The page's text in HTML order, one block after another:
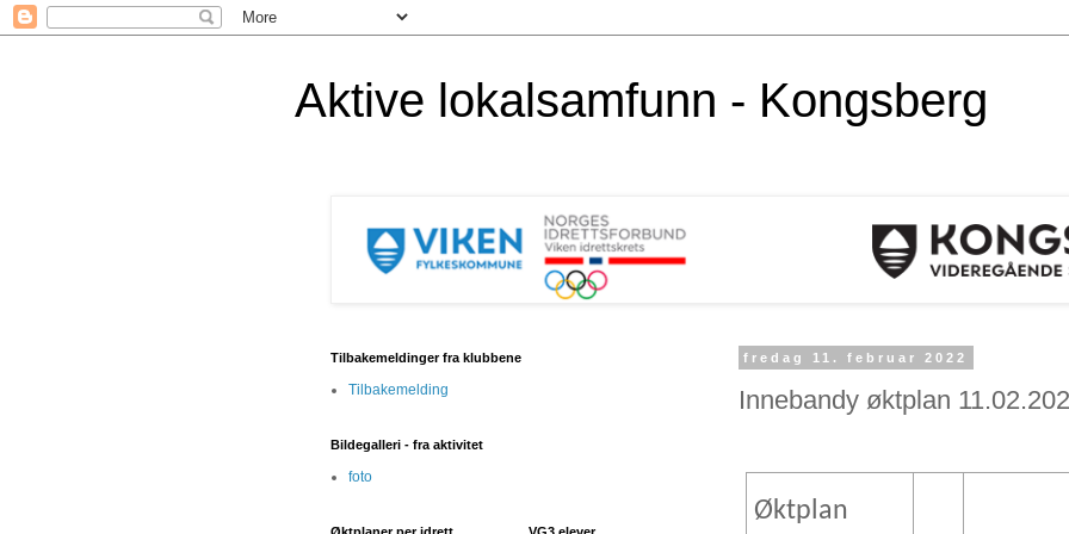
Aktive lokalsamfunn - Kongsberg
fredag 11. februar 2022
Innebandy øktplan
Øktplan
Tilbakemeldinger fra klubbene
Tilbakemelding
Bildegalleri - fra aktivitet
foto